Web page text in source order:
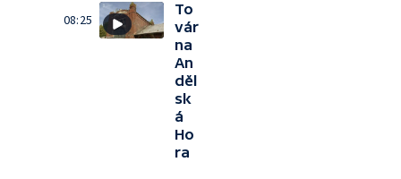
08:25
To
vár
na
An
děl
sk
á
Ho
ra